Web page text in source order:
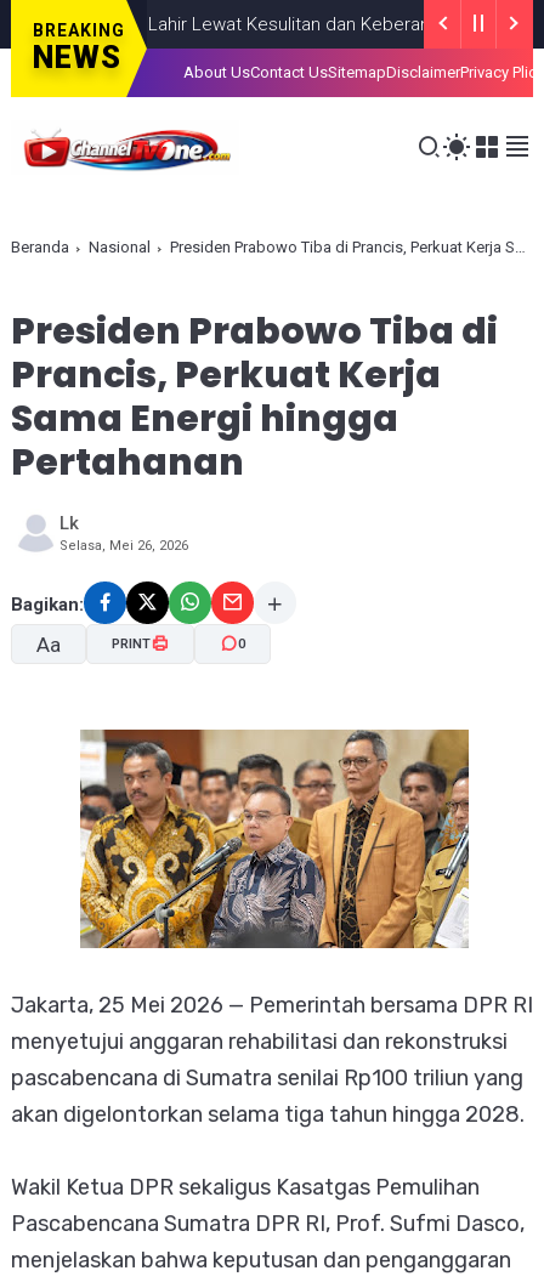
BREAKING
NEWS
Lahir Lewat Kesulitan dan Keberanian NASIONAL
About UsContact UsSitemapDisclaimerPrivacy Plice
Beranda Nasional Presiden Prabowo Tiba di Prancis, Perkuat Kerja Sama Energi hingga Pertahanan
Presiden Prabowo Tiba di
Prancis, Perkuat Kerja
Sama Energi hingga
Pertahanan
Lk
Selasa, Mei 26, 2026
Bagikan:
Aa
A-
PRINT 0
Jakarta, 25 Mei 2026 — Pemerintah bersama DPR RI
menyetujui anggaran rehabilitasi dan rekonstruksi
pascabencana di Sumatra senilai Rp100 triliun yang
akan digelontorkan selama tiga tahun hingga 2028.
Wakil Ketua DPR sekaligus Kasatgas Pemulihan
Pascabencana Sumatra DPR RI, Prof. Sufmi Dasco,
menjelaskan bahwa keputusan dan penganggaran